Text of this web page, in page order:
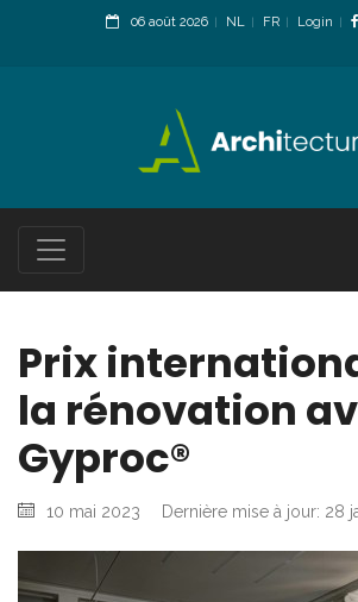
06 août 2026 NL FR
Login
Prix
la rénovation
Gyproc®
10 mai 2023 Dernière mise à jour: 28